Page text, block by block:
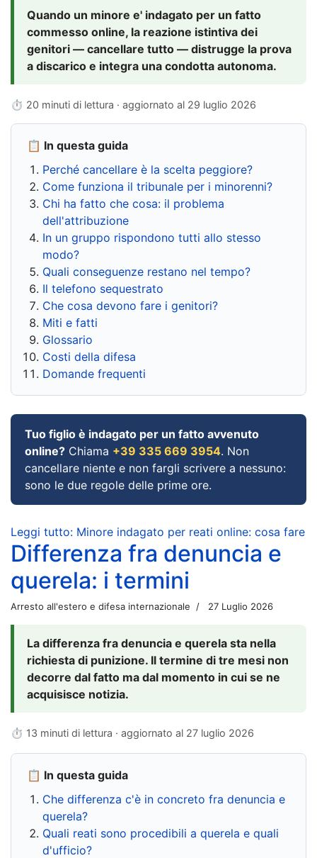
Quando un minore e' indagato per un fatto
commesso online, la reazione istintiva dei
genitori — cancellare tutto — distrugge la prova
a discarico e integra una condotta autonoma.
⏱ 20 minuti di lettura · aggiornato al 29 luglio 2026
📋 In questa guida
Perché cancellare è la scelta peggiore?
Come funziona il tribunale per i minorenni?
Chi ha fatto che cosa: il problema
dell'attribuzione
In un gruppo rispondono tutti allo stesso
modo?
Quali conseguenze restano nel tempo?
Il telefono sequestrato
Che cosa devono fare i genitori?
Miti e fatti
Glossario
Costi della difesa
Domande frequenti
Tuo figlio è indagato per un fatto avvenuto
online? Chiama +39 335 669 3954. Non
cancellare niente e non fargli scrivere a nessuno:
sono le due regole delle prime ore.
Leggi tutto: Minore indagato per reati online: cosa fare
Differenza fra denuncia e
querela: i termini
Arresto all'estero e difesa internazionale 27 Luglio 2026
La differenza fra denuncia e querela sta nella
richiesta di punizione. Il termine di tre mesi non
decorre dal fatto ma dal momento in cui se ne
acquisisce notizia.
⏱ 13 minuti di lettura · aggiornato al 27 luglio 2026
📋 In questa guida
Che differenza c'è in concreto fra denuncia e
querela?
Quali reati sono procedibili a querela e quali
d'ufficio?